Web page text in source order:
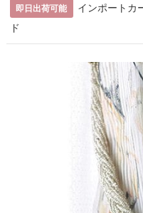
即日出荷可能
インポートカ
ド